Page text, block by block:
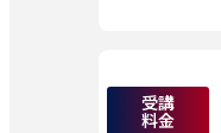
受講
料金